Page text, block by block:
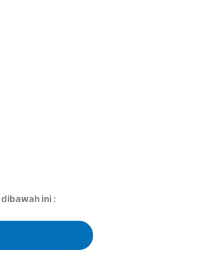
ini :